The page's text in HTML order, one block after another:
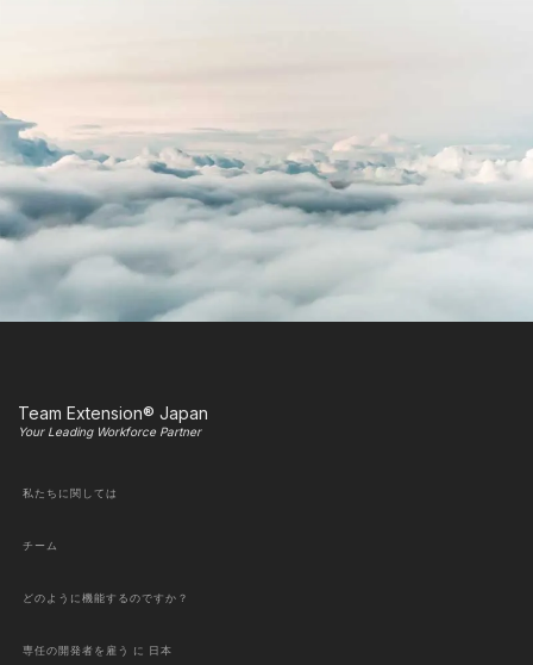
Team Extension® Japan
Your Leading Workforce Partner
私たちに関しては
チーム
どのように機能するのですか？
専任の開発者を雇う に 日本